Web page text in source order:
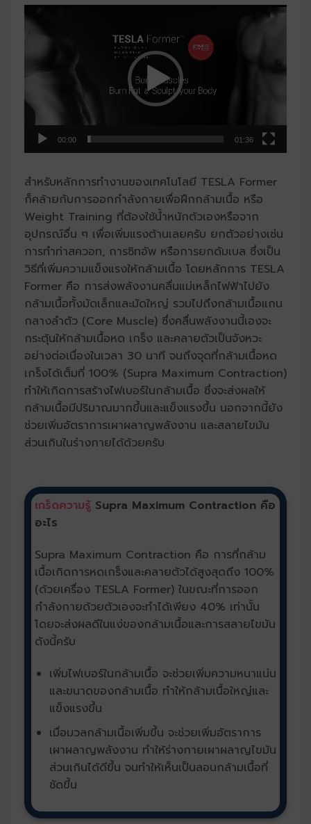
เล่น
00:00 01:36
สำหรับหลักการทำงานของเทคโนโลยี TESLA Former
ก็คล้ายกับการออกกำลังกายเพื่อฝึกกล้ามเนื้อ หรือ
Weight Training ที่ต้องใช้น้ำหนักตัวเองหรือจาก
อุปกรณ์อื่น ๆ เพื่อเพิ่มแรงต้านเลยครับ ยกตัวอย่างเช่น
การทำท่าสควอท, การซิทอัพ หรือการยกดัมเบล ซึ่งเป็น
วิธีที่เพิ่มความแข็งแรงให้กล้ามเนื้อ โดยหลักการ TESLA
Former คือ การส่งพลังงานคลื่นแม่เหล็กไฟฟ้าไปยัง
กล้ามเนื้อทั้งมัดเล็กและมัดใหญ่ รวมไปถึงกล้ามเนื้อแกน
กลางลำตัว (Core Muscle) ซึ่งคลื่นพลังงานนี้เองจะ
กระตุ้นให้กล้ามเนื้อหด เกร็ง และคลายตัวเป็นจังหวะ
อย่างต่อเนื่องในเวลา 30 นาที จนถึงจุดที่กล้ามเนื้อหด
เกร็งได้เต็มที่ 100% (Supra Maximum Contraction)
ทำให้เกิดการสร้างไฟเบอร์ในกล้ามเนื้อ ซึ่งจะส่งผลให้
กล้ามเนื้อมีปริมาณมากขึ้นและแข็งแรงขึ้น นอกจากนี้ยัง
ช่วยเพิ่มอัตราการเผาผลาญพลังงาน และสลายไขมัน
ส่วนเกินในร่างกายได้ด้วยครับ
เกร็ดความรู้ Supra Maximum Contraction คือ
อะไร
Supra Maximum Contraction คือ การที่กล้าม
เนื้อเกิดการหดเกร็งและคลายตัวได้สูงสุดถึง 100%
(ด้วยเครื่อง TESLA Former) ในขณะที่การออก
กำลังกายด้วยตัวเองจะทำได้เพียง 40% เท่านั้น
โดยจะส่งผลดีในแง่ของกล้ามเนื้อและการสลายไขมัน
ดังนี้ครับ
เพิ่มไฟเบอร์ในกล้ามเนื้อ จะช่วยเพิ่มความหนาแน่น
และขนาดของกล้ามเนื้อ ทำให้กล้ามเนื้อใหญ่และ
แข็งแรงขึ้น
เมื่อมวลกล้ามเนื้อเพิ่มขึ้น จะช่วยเพิ่มอัตราการ
เผาผลาญพลังงาน ทำให้ร่างกายเผาผลาญไขมัน
ส่วนเกินได้ดีขึ้น จนทำให้เห็นเป็นลอนกล้ามเนื้อที่
ชัดขึ้น